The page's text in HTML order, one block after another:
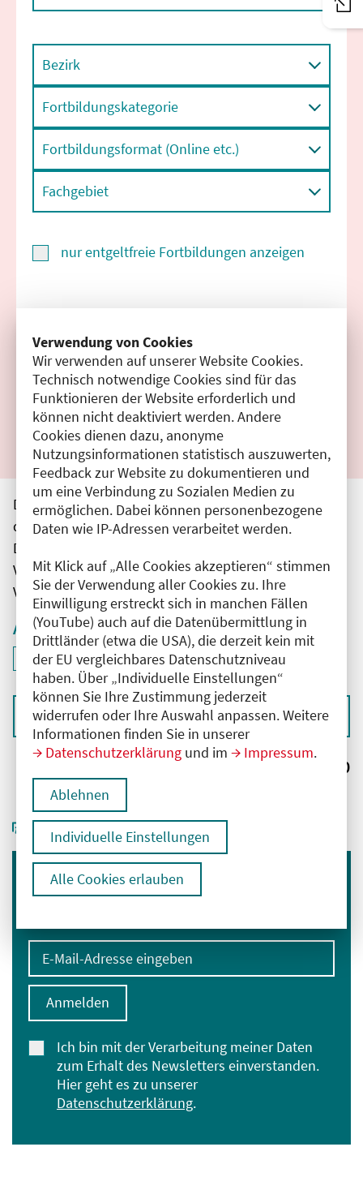
Verwendung von Cookies
Wir verwenden auf unserer Website Cookies.
Technisch notwendige Cookies sind für das
Funktionieren der Website erforderlich und
können nicht deaktiviert werden. Andere
Cookies dienen dazu, anonyme
Nutzungsinformationen statistisch auszuwerten,
Feedback zur Website zu dokumentieren und
um eine Verbindung zu Sozialen Medien zu
ermöglichen. Dabei können personenbezogene
Daten wie IP-Adressen verarbeitet werden.
Mit Klick auf „Alle Cookies akzeptieren“ stimmen
Sie der Verwendung aller Cookies zu. Ihre
Einwilligung erstreckt sich in manchen Fällen
(YouTube) auch auf die Datenübermittlung in
Drittländer (etwa die USA), die derzeit kein mit
der EU vergleichbares Datenschutzniveau
haben. Über „Individuelle Einstellungen“
können Sie Ihre Zustimmung jederzeit
widerrufen oder Ihre Auswahl anpassen. Weitere
Informationen finden Sie in unserer
Datenschutzerklärung und im Impressum.
Ablehnen
Individuelle Einstellungen
Alle Cookies erlauben
Bezirk
Fortbildungskategorie
Fortbildungsformat (Online etc.)
Fachgebiet
nur entgeltfreie Fortbildungen anzeigen
Filter zurücksetzen
Ergebnisse drucken
Die hier aufgeführten Veranstaltungen entsprechen
den unmittelbar vom Veranstalter getätigten Angaben.
Die Ärztekammer Berlin übernimmt keine
Verantwortung für den Inhalt, die Haftung obliegt dem
Veranstalter.
Aktive Filter
Filter
ID: ANT-2503756
deaktivieren und Suchergebnisse neu laden
Sortieren nach
Ergebnisse: 0
Immer informiert bleiben
E-Mail-Adresse eingeben
Ich bin mit der Verarbeitung meiner Daten
zum Erhalt des Newsletters einverstanden.
Hier geht es zu unserer
Datenschutzerklärung.
Anmelden